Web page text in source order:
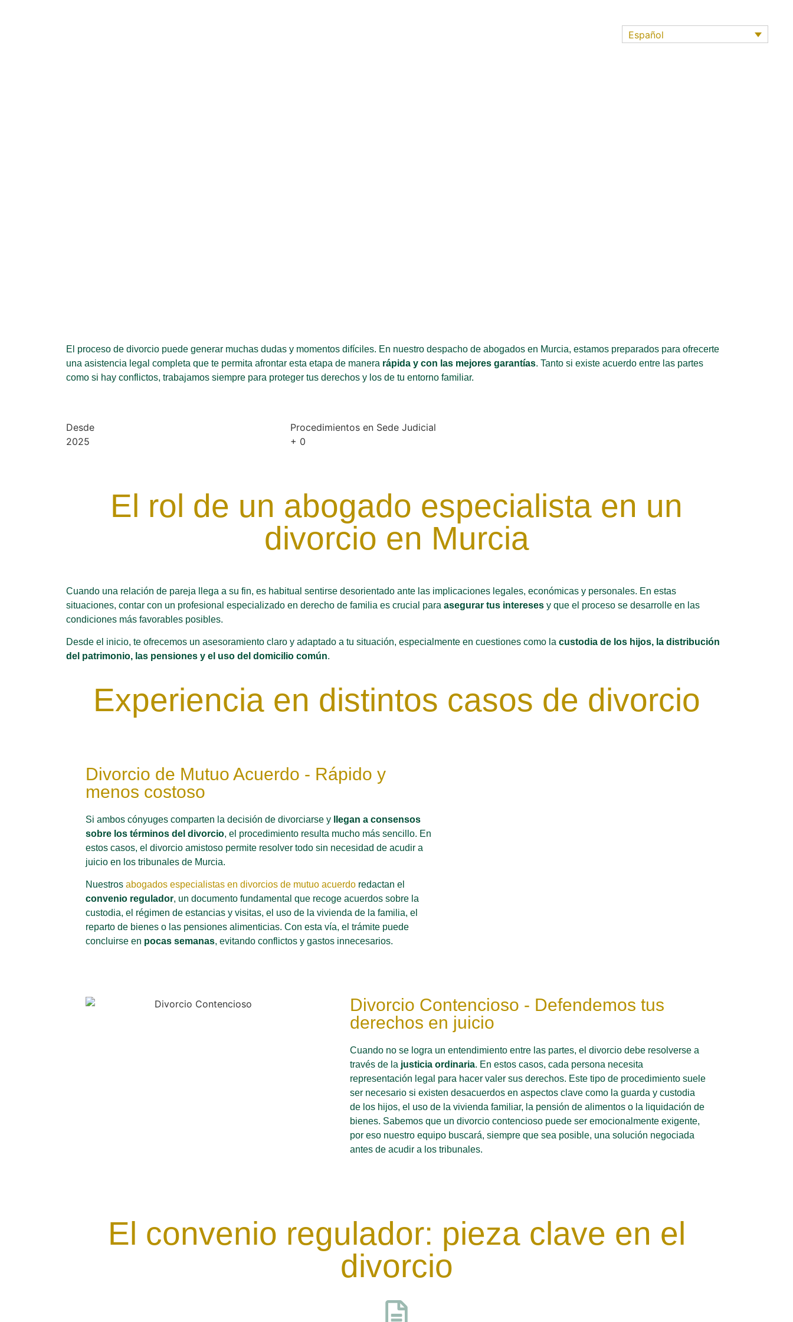
Español
El proceso de divorcio puede generar muchas dudas y momentos difíciles. En nuestro despacho de abogados en Murcia, estamos preparados para ofrecerte
una asistencia legal completa que te permita afrontar esta etapa de manera rápida y con las mejores garantías. Tanto si existe acuerdo entre las partes
como si hay conflictos, trabajamos siempre para proteger tus derechos y los de tu entorno familiar.
Desde
2025
Procedimientos en Sede Judicial
+ 0
El rol de un abogado especialista en un
divorcio en Murcia
Cuando una relación de pareja llega a su fin, es habitual sentirse desorientado ante las implicaciones legales, económicas y personales. En estas
situaciones, contar con un profesional especializado en derecho de familia es crucial para asegurar tus intereses y que el proceso se desarrolle en las
condiciones más favorables posibles.
Desde el inicio, te ofrecemos un asesoramiento claro y adaptado a tu situación, especialmente en cuestiones como la custodia de los hijos, la distribución
del patrimonio, las pensiones y el uso del domicilio común.
Experiencia en distintos casos de divorcio
Divorcio de Mutuo Acuerdo - Rápido y
menos costoso
Si ambos cónyuges comparten la decisión de divorciarse y
llegan a consensos
sobre los términos del divorcio, el procedimiento resulta mucho más sencillo. En
estos casos, el divorcio amistoso permite resolver todo sin necesidad de acudir a
juicio en los tribunales de Murcia.
Nuestros abogados especialistas en divorcios de mutuo acuerdo redactan el
convenio regulador, un documento fundamental que recoge acuerdos sobre la
custodia, el régimen de estancias y visitas, el uso de la vivienda de la familia, el
reparto de bienes o las pensiones alimenticias. Con esta vía, el trámite puede
concluirse en pocas semanas, evitando conflictos y gastos innecesarios.
Divorcio Contencioso - Defendemos tus
derechos en juicio
Cuando no se logra un entendimiento entre las partes, el divorcio debe resolverse a
través de la justicia ordinaria. En estos casos, cada persona necesita
representación legal para hacer valer sus derechos. Este tipo de procedimiento suele
ser necesario si existen desacuerdos en aspectos clave como la guarda y custodia
de los hijos, el uso de la vivienda familiar, la pensión de alimentos o la liquidación de
bienes. Sabemos que un divorcio contencioso puede ser emocionalmente exigente,
por eso nuestro equipo buscará, siempre que sea posible, una solución negociada
antes de acudir a los tribunales.
El convenio regulador: pieza clave en el
divorcio